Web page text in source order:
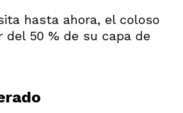
hasta ahora, el coloso
del 50 % de su capa de